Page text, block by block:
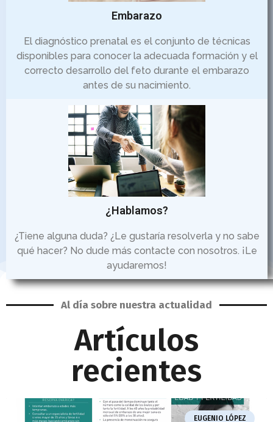
Embarazo
El diagnóstico prenatal es el conjunto de técnicas
disponibles para conocer la adecuada formación y el
correcto desarrollo del feto durante el embarazo
antes de su nacimiento.
¿Hablamos?
¿Tiene alguna duda? ¿Le gustaría resolverla y no sabe
qué hacer? No dude más contacte con nosotros. ¡Le
ayudaremos!
Al día sobre nuestra actualidad
Artículos
recientes
EUGENIO LÓPEZ